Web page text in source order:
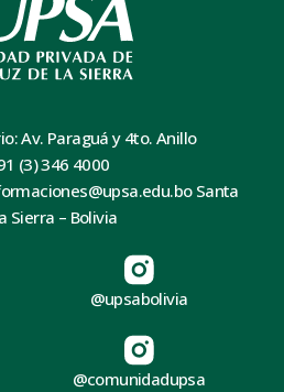
Av. Paraguá y 4to. Anillo
(3) 346 4000
Santa
Sierra – Bolivia
@upsabolivia
@comunidadupsa